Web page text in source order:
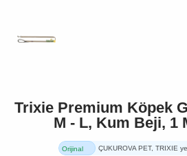
Trixie Premium Köpek
M - L, Kum Beji, 1
Orijinal
ÇUKUROVA PET, TRIXIE